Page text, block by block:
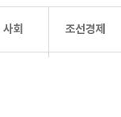
사회 조선경제